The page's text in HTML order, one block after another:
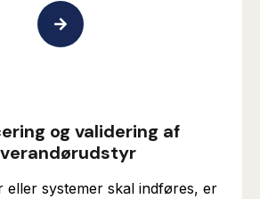
og validering af
eller systemer skal indføres, er